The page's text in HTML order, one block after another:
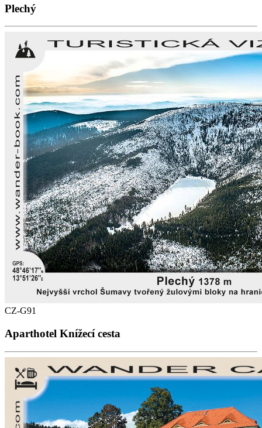
Plechý
CZ-G91
Aparthotel Knížecí cesta